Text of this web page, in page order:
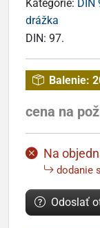
Kategórie: DIN
drážka
DIN: 97.
Balenie:
cena na
Na
dodanie
Odoslať